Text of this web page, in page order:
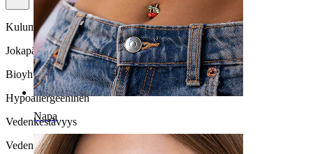
Napa
Kulumisnopeus
Jokapäiväiseen käyttöön
Bioyhteensopivuus
Hypoallergeeninen
Vedenkestävyys
Vedenkestävä